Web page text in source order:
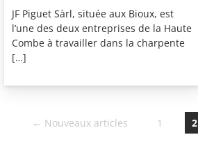
JF Piguet Sàrl, située aux Bioux, est
l’une des deux entreprises de la Haute
Combe à travailler dans la charpente
[…]
← Nouveaux articles 1 2